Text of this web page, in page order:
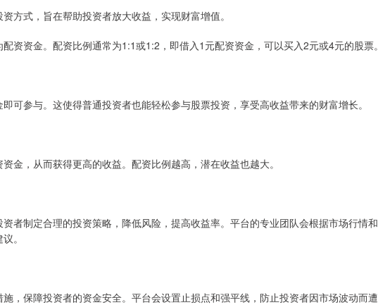
方式，旨在帮助投资者放大收益，实现财富增值。
资资金。配资比例通常为1:1或1:2，即借入1元配资资金，可以买入2元或4元的股票。
可参与。这使得普通投资者也能轻松参与股票投资，享受高收益带来的财富增长。
金，从而获得更高的收益。配资比例越高，潜在收益也越大。
者制定合理的投资策略，降低风险，提高收益率。平台的专业团队会根据市场行情和
。
，保障投资者的资金安全。平台会设置止损点和强平线，防止投资者因市场波动而遭